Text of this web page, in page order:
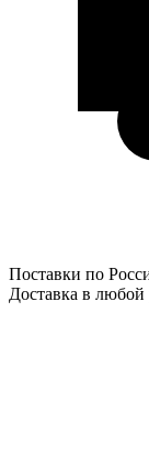
Поставки по
Доставка в